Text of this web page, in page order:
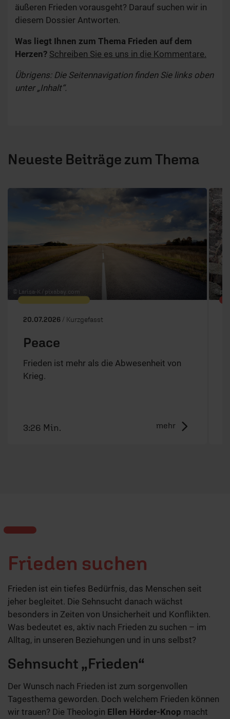
äußeren Frieden vorausgeht? Darauf suchen wir in
diesem Dossier Antworten.
Was liegt Ihnen zum Thema Frieden auf dem
Herzen? Schreiben Sie es uns in die Kommentare.
Übrigens: Die Seitennavigation finden Sie links oben
unter „Inhalt“.
Neueste Beiträge zum Thema
© Larisa-K / pixabay.com
20.07.2026 / Kurzgefasst
Peace
Frieden ist mehr als die Abwesenheit von
Krieg.
mehr
3:26 Min.
©
Frieden suchen
Frieden ist ein tiefes Bedürfnis, das Menschen seit
jeher begleitet. Die Sehnsucht danach wächst
besonders in Zeiten von Unsicherheit und Konflikten.
Was bedeutet es, aktiv nach Frieden zu suchen – im
Alltag, in unseren Beziehungen und in uns selbst?
Sehnsucht „Frieden“
Der Wunsch nach Frieden ist zum sorgenvollen
Tagesthema geworden. Doch welchem Frieden können
wir trauen? Die Theologin Ellen Hörder-Knop macht